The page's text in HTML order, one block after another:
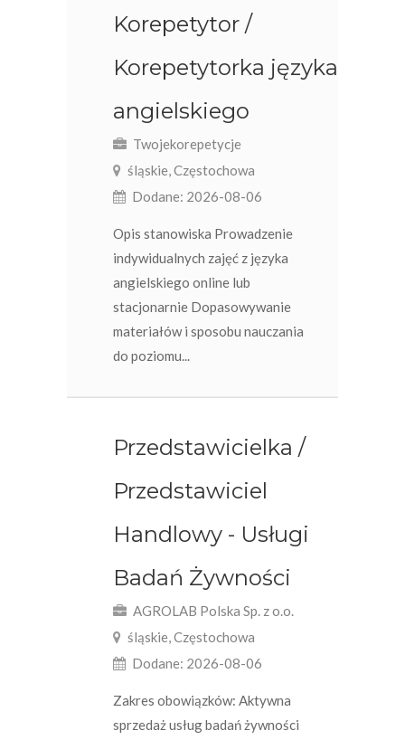
Korepetytor /
Korepetytorka języka
angielskiego
Twojekorepetycje
śląskie, Częstochowa
Dodane: 2026-08-06
Opis stanowiska Prowadzenie
indywidualnych zajęć z języka
angielskiego online lub
stacjonarnie Dopasowywanie
materiałów i sposobu nauczania
do poziomu...
Przedstawicielka /
Przedstawiciel
Handlowy - Usługi
Badań Żywności
AGROLAB Polska Sp. z o.o.
śląskie, Częstochowa
Dodane: 2026-08-06
Zakres obowiązków: Aktywna
sprzedaż usług badań żywności